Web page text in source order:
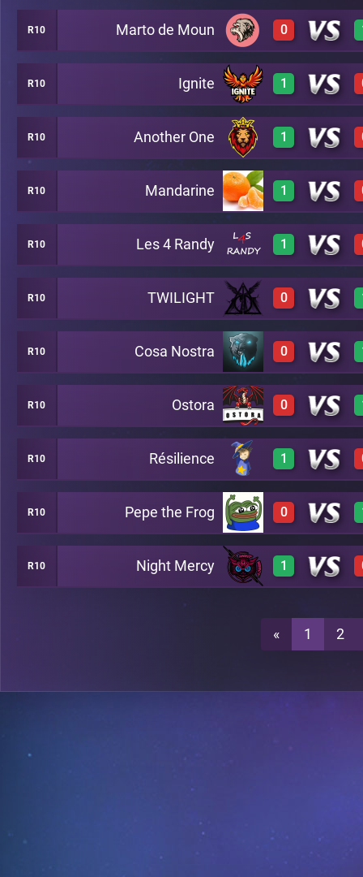
0 A16
R10 Marto de Moun 0
0 A16
R10 Ignite 1
3 A16
R10 Another One 1
2 A16
R10 Mandarine 1
3 A16
R10 Les 4 Randy 1
3 A16
R10 TWILIGHT 0
0 A16
R10 Cosa Nostra 0
0 A16
R10 Ostora 0
0 A16
R10 Résilience 1
3 A16
R10 Pepe the Frog 0
0 A16
R10 Night Mercy 1
« 1 2